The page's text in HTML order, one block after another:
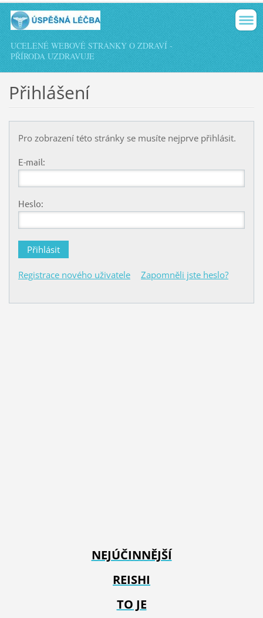
UCELENÉ WEBOVÉ STRÁNKY O ZDRAVÍ -
PŘÍRODA UZDRAVUJE
Přihlášení
Pro zobrazení této stránky se musíte nejprve přihlásit.
E-mail:
Heslo:
Registrace nového uživatele Zapomněli jste heslo?
NEJÚČINNĚJŠÍ
REISHI
TO JE